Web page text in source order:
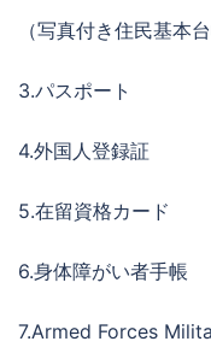
（写真付き住民基本
3.パスポート
4.外国人登録証
5.在留資格カード
6.身体障がい者手帳
7.Armed Forces